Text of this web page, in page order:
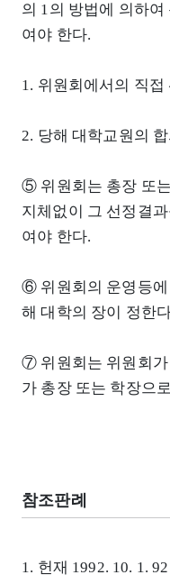
의 1의 방법에 의하
여야 한다.
1. 위원회에서의 직접
2. 당해 대학교원의
⑤ 위원회는 총장 또
지체없이 그 선정결
여야 한다.
⑥ 위원회의 운영등에
해 대학의 장이 정한
⑦ 위원회는 위원회가
가 총장 또는 학장으
참조판례
1. 헌재 1992. 10. 1.